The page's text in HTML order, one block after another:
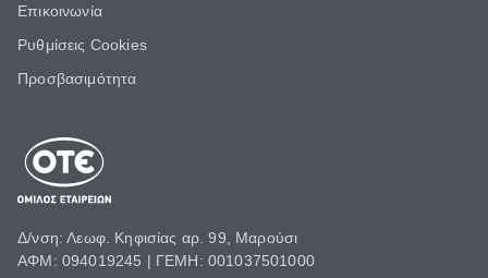
Επικοινωνία
Ρυθμίσεις Cookies
Προσβασιμότητα
Δ/νση: Λεωφ. Κηφισίας αρ. 99, Μαρούσι
ΑΦΜ: 094019245 | ΓΕΜΗ: 001037501000